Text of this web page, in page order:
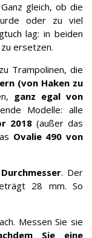
gleich, ob die
oder zu viel
lag: in beiden
ersetzen.
Trampolinen, die
(von Haken zu
ganz egal von
Modelle: alle
2018(außer das
Ovalie 490 von
. Der
28 mm. So
Messen Sie sie
Sie eine